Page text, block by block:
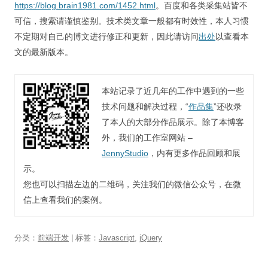
https://blog.brain1981.com/1452.html。百度和各类采集站皆不
可信，搜索请谨慎鉴别。技术类文章一般都有时效性，本人习惯
不定期对自己的博文进行修正和更新，因此请访问出处以查看本
文的最新版本。
本站记录了近几年的工作中遇到的一些
技术问题和解决过程，“作品集”还收录
了本人的大部分作品展示。除了本博客
外，我们的工作室网站 –
JennyStudio ，内有更多作品回顾和展
示。
您也可以扫描左边的二维码，关注我们的微信公众号，在微
信上查看我们的案例。
分类： 前端开发 | 标签： Javascript, jQuery